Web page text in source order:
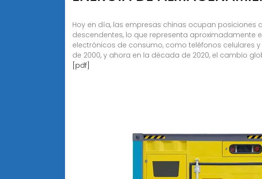
Hoy en día, las empresas chinas ocupan
descendentes, lo que representa aproximadamente
electrónicos de consumo, como teléfonos celulares
de 2000, y ahora en la década de 2020, el cambio
[pdf]